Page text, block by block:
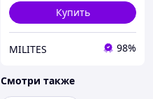
Купить
MILITES 98%
Смотри также